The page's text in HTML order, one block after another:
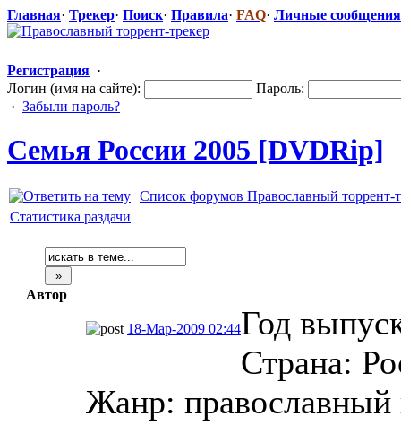
Главная· Трекер· Поиск· Правила· FAQ· Личные сообщения
Регистрация ·
Логин (имя на сайте):
Пароль:
· Забыли пароль?
Семья России 2005 [DVDRip]
Список форумов Православный торрент-
Статистика раздачи
Автор
18-Мар-2009 02:44Год
Страна:
Жанр: православный